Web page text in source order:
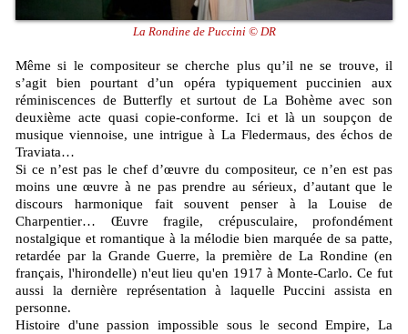
La Rondine de Puccini © DR
Même si le compositeur se cherche plus qu’il ne se trouve, il
s’agit bien pourtant d’un opéra typiquement puccinien aux
réminiscences de Butterfly et surtout de La Bohème avec son
deuxième acte quasi copie-conforme. Ici et là un soupçon de
musique viennoise, une intrigue à La Fledermaus, des échos de
Traviata…
Si ce n’est pas le chef d’œuvre du compositeur, ce n’en est pas
moins une œuvre à ne pas prendre au sérieux, d’autant que le
discours harmonique fait souvent penser à la Louise de
Charpentier… Œuvre fragile, crépusculaire, profondément
nostalgique et romantique à la mélodie bien marquée de sa patte,
retardée par la Grande Guerre, la première de La Rondine (en
français, l'hirondelle) n'eut lieu qu'en 1917 à Monte-Carlo. Ce fut
aussi la dernière représentation à laquelle Puccini assista en
personne.
Histoire d'une passion impossible sous le second Empire, La